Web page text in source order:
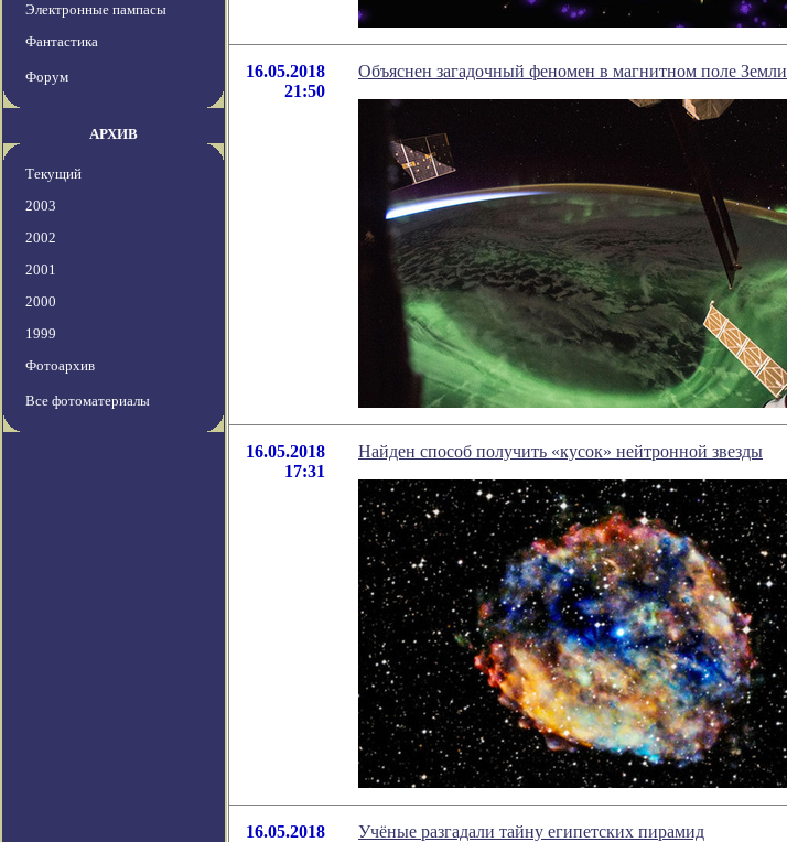
Электронные пампасы
Фантастика
Форум
АРХИВ
Текущий
2003
2002
2001
2000
1999
Фотоархив
Все фотоматериалы
16.05.2018
21:50
Объяснен загадочный феномен в магнитном поле Земли
16.05.2018
17:31
Найден способ получить «кусок» нейтронной звезды
16.05.2018 Учёные разгадали тайну египетских пирамид